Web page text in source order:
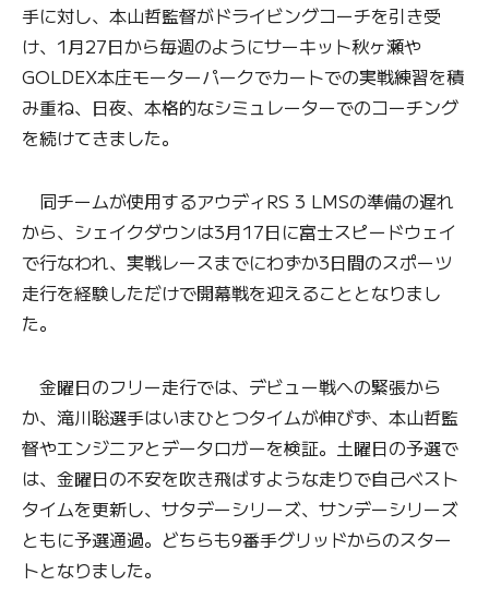
手に対し、本山哲監督がドライビングコーチを引き受
け、1月27日から毎週のようにサーキット秋ヶ瀬や
GOLDEX本庄モーターパークでカートでの実戦練習を積
み重ね、日夜、本格的なシミュレーターでのコーチング
を続けてきました。
同チームが使用するアウディRS 3 LMSの準備の遅れ
から、シェイクダウンは3月17日に富士スピードウェイ
で行なわれ、実戦レースまでにわずか3日間のスポーツ
走行を経験しただけで開幕戦を迎えることとなりまし
た。
金曜日のフリー走行では、デビュー戦への緊張から
か、滝川聡選手はいまひとつタイムが伸びず、本山哲監
督やエンジニアとデータロガーを検証。土曜日の予選で
は、金曜日の不安を吹き飛ばすような走りで自己ベスト
タイムを更新し、サタデーシリーズ、サンデーシリーズ
ともに予選通過。どちらも9番手グリッドからのスター
トとなりました。